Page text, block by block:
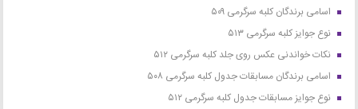
اسامی برندگان کلبه سرگرمی ۵۰۹
نوع جوایز کلبه سرگرمی ۵۱۳
نکات خواندنی عکس روی جلد کلبه سرگرمی ۵۱۲
اسامی برندگان مسابقات جدول کلبه سرگرمی ۵۰۸
نوع جوایز مسابقات جدول کلبه سرگرمی ۵۱۲